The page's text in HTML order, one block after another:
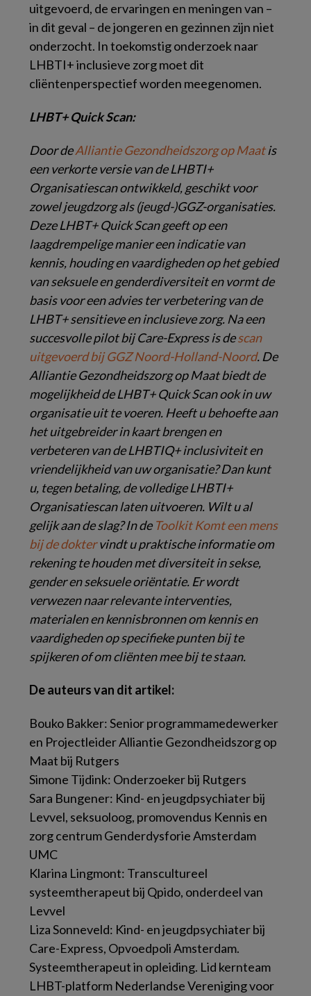
uitgevoerd, de ervaringen en meningen van –
in dit geval – de jongeren en gezinnen zijn niet
onderzocht. In toekomstig onderzoek naar
LHBTI+ inclusieve zorg moet dit
cliëntenperspectief worden meegenomen.
LHBT+ Quick Scan:
Door deAlliantie Gezondheidszorg op Maatis
een verkorte versie van de LHBTI+
Organisatiescan ontwikkeld, geschikt voor
zowel jeugdzorg als (jeugd-)GGZ-organisaties.
Deze LHBT+ Quick Scan geeft op een
laagdrempelige manier een indicatie van
kennis, houding en vaardigheden op het gebied
van seksuele en genderdiversiteit en vormt de
basis voor een advies ter verbetering van de
LHBT+ sensitieve en inclusieve zorg. Na een
succesvolle pilot bij Care-Express is descan
uitgevoerd bij GGZ Noord-Holland-Noord. De
Alliantie Gezondheidszorg op Maat biedt de
mogelijkheid de LHBT+ Quick Scan ook in uw
organisatie uit te voeren. Heeft u behoefte aan
het uitgebreider in kaart brengen en
verbeteren van de LHBTIQ+ inclusiviteit en
vriendelijkheid van uw organisatie? Dan kunt
u, tegen betaling, de volledige LHBTI+
Organisatiescan laten uitvoeren. Wilt u al
gelijk aan de slag? In de Toolkit Komt een mens
bij de doktervindt u praktische informatie om
rekening te houden met diversiteit in sekse,
gender en seksuele oriëntatie. Er wordt
verwezen naar relevante interventies,
materialen en kennisbronnen om kennis en
vaardigheden op specifieke punten bij te
spijkeren of om cliënten mee bij te staan.
De auteurs van dit artikel:
Bouko Bakker: Senior programmamedewerker
en Projectleider Alliantie Gezondheidszorg op
Maat bij Rutgers
Simone Tijdink: Onderzoeker bij Rutgers
Sara Bungener: Kind- en jeugdpsychiater bij
Levvel, seksuoloog, promovendus Kennis en
zorg centrum Genderdysforie Amsterdam
UMC
Klarina Lingmont: Transcultureel
systeemtherapeut bij Qpido, onderdeel van
Levvel
Liza Sonneveld: Kind- en jeugdpsychiater bij
Care-Express, Opvoedpoli Amsterdam.
Systeemtherapeut in opleiding. Lid kernteam
LHBT-platform Nederlandse Vereniging voor